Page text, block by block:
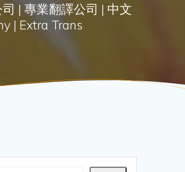
| 專業翻譯公司 | 中文
| Extra Trans